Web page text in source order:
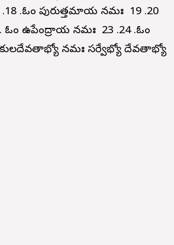
.ఓం పురుషోత్తమాయ నమః 19 .20
ఉపేంద్రాయ నమః 23 .24 .ఓం
నమః సర్వేభ్యో దేవతాభ్యో